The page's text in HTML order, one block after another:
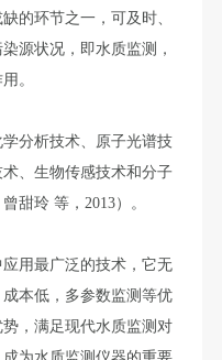
的环节之一，可及时、
源状况，即水质监测，
。
分析技术、原子光谱技
、生物传感技术和分子
甜玲 等，2013）。
用最广泛的技术，它无
本低，多参数监测等优
，满足现代水质监测对